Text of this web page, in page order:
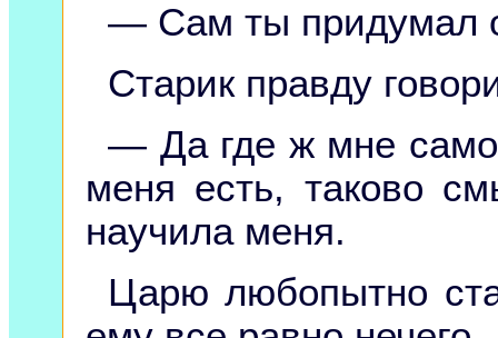
— Сам ты придумал
Старик правду
— Да где ж мне
меня есть, таково
научила меня.
Царю любопытно